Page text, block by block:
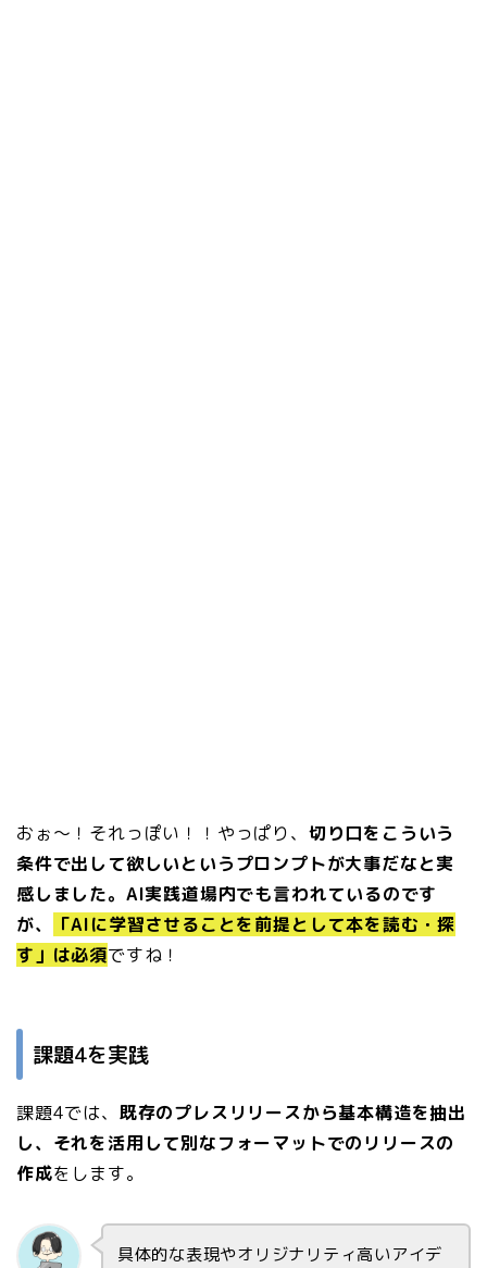
おぉ〜！それっぽい！！やっぱり、 切り口をこういう
条件で出して欲しいというプロンプトが大事だなと実
感しました。AI実践道場内でも言われているのです
が、
「AIに学習させることを前提として本を読む・探
す」は必須ですね！
課題4を実践
課題4では、 既存のプレスリリースから基本構造を抽出
し、それを活用して別なフォーマットでのリリースの
作成をします。
具体的な表現やオリジナリティ高いアイデ